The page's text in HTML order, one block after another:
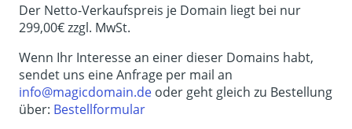
Der Netto-Verkaufspreis je Domain liegt bei nur
299,00€ zzgl. MwSt.
Wenn Ihr Interesse an einer dieser Domains habt,
sendet uns eine Anfrage per mail an
info@magicdomain.deoder geht gleich zu Bestellung
über: Bestellformular